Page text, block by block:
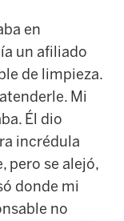
en
un afiliado
de limpieza.
Mi
Él dio
incrédula
pero se alejó,
donde mi
no